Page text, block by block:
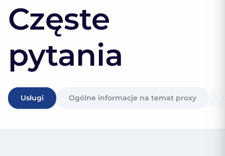
Częste
pytania
Usługi Ogólne informacje na temat proxy